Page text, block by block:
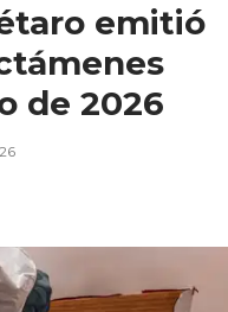
emitió
de 2026